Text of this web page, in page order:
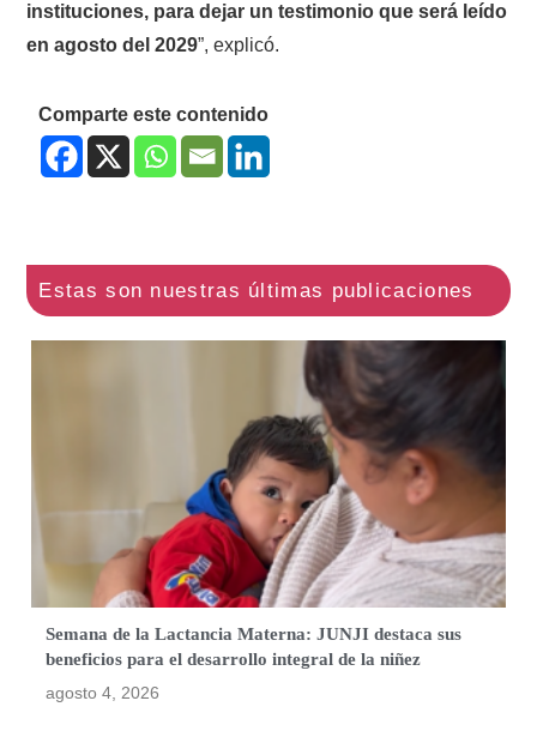
instituciones, para dejar un testimonio que será leído
en agosto del 2029”, explicó.
Comparte este contenido
Semana de la Lactancia Materna: JUNJI destaca sus
beneficios para el desarrollo integral de la niñez
agosto 4, 2026